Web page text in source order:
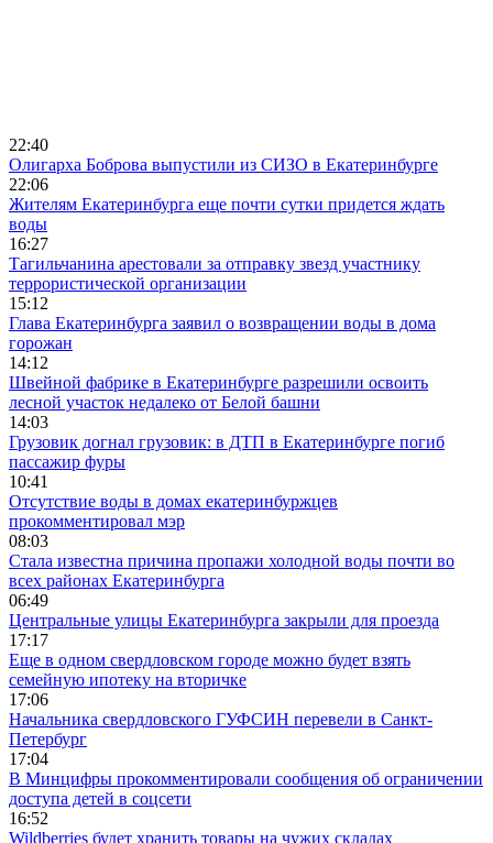
22:40
Олигарха Боброва выпустили из СИЗО в Екатеринбурге
22:06
Жителям Екатеринбурга еще почти сутки придется ждать
воды
16:27
Тагильчанина арестовали за отправку звезд участнику
террористической организации
15:12
Глава Екатеринбурга заявил о возвращении воды в дома
горожан
14:12
Швейной фабрике в Екатеринбурге разрешили освоить
лесной участок недалеко от Белой башни
14:03
Грузовик догнал грузовик: в ДТП в Екатеринбурге погиб
пассажир фуры
10:41
Отсутствие воды в домах екатеринбуржцев
прокомментировал мэр
08:03
Стала известна причина пропажи холодной воды почти во
всех районах Екатеринбурга
06:49
Центральные улицы Екатеринбурга закрыли для проезда
17:17
Еще в одном свердловском городе можно будет взять
семейную ипотеку на вторичке
17:06
Начальника свердловского ГУФСИН перевели в Санкт-
Петербург
17:04
В Минцифры прокомментировали сообщения об ограничении
доступа детей в соцсети
16:52
Wildberries будет хранить товары на чужих складах